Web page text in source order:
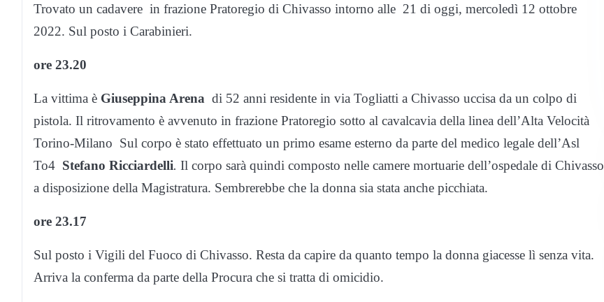
Trovato un cadavere in frazione Pratoregio di Chivasso intorno alle 21 di oggi, mercoledì 12 ottobre
2022. Sul posto i Carabinieri.
ore 23.20
La vittima è Giuseppina Arena di 52 anni residente in via Togliatti a Chivasso uccisa da un colpo di
pistola. Il ritrovamento è avvenuto in frazione Pratoregio sotto al cavalcavia della linea dell’Alta Velocità
Torino-Milano Sul corpo è stato effettuato un primo esame esterno da parte del medico legale dell’Asl
To4 Stefano Ricciardelli. Il corpo sarà quindi composto nelle camere mortuarie dell’ospedale di Chivasso
a disposizione della Magistratura. Sembrerebbe che la donna sia stata anche picchiata.
ore 23.17
Sul posto i Vigili del Fuoco di Chivasso. Resta da capire da quanto tempo la donna giacesse lì senza vita.
Arriva la conferma da parte della Procura che si tratta di omicidio.